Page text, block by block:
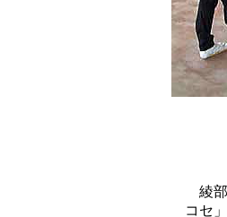
綾部
コセ